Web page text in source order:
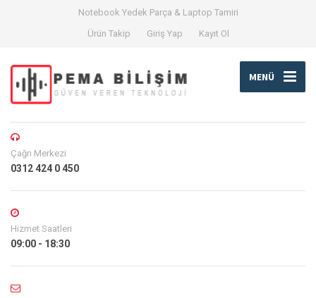
Notebook Yedek Parça & Laptop Tamiri
Ürün Takip
Giriş Yap Kayıt Ol
MENÜ
Çağrı Merkezi
0312 424 0 450
Hizmet Saatleri
09:00 - 18:30